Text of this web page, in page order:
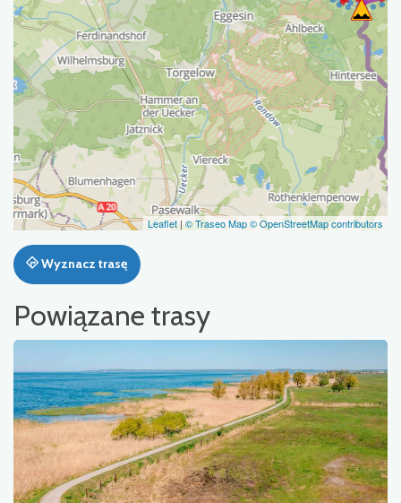
Leaflet |© Traseo Map© OpenStreetMap contributors
Wyznacz trasę
Powiązane trasy